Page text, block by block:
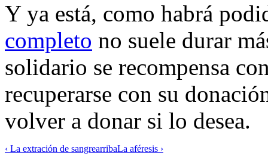
Y ya está, como habrá
completo no suele durar
solidario se recompensa
recuperarse con su
volver a donar si lo desea.
‹ La extración de sangrearribaLa aféresis ›